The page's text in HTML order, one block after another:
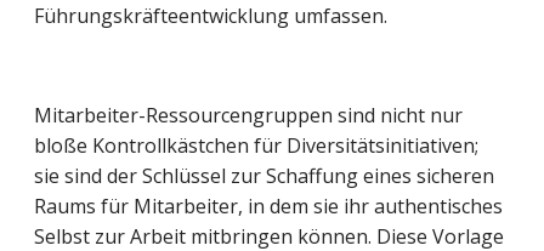
Führungskräfteentwicklung umfassen.
Mitarbeiter-Ressourcengruppen sind nicht nur
bloße Kontrollkästchen für Diversitätsinitiativen;
sie sind der Schlüssel zur Schaffung eines sicheren
Raums für Mitarbeiter, in dem sie ihr authentisches
Selbst zur Arbeit mitbringen können. Diese Vorlage